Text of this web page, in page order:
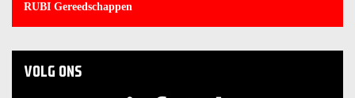
RUBI Gereedschappen
VOLG ONS